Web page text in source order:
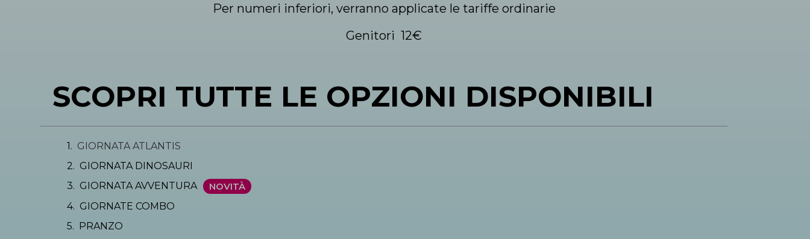
Per numeri inferiori, verranno applicate le tariffe ordinarie
Genitori 12€
SCOPRI TUTTE LE OPZIONI DISPONIBILI
GIORNATA ATLANTIS
GIORNATA DINOSAURI
GIORNATA AVVENTURA
GIORNATE COMBO
PRANZO